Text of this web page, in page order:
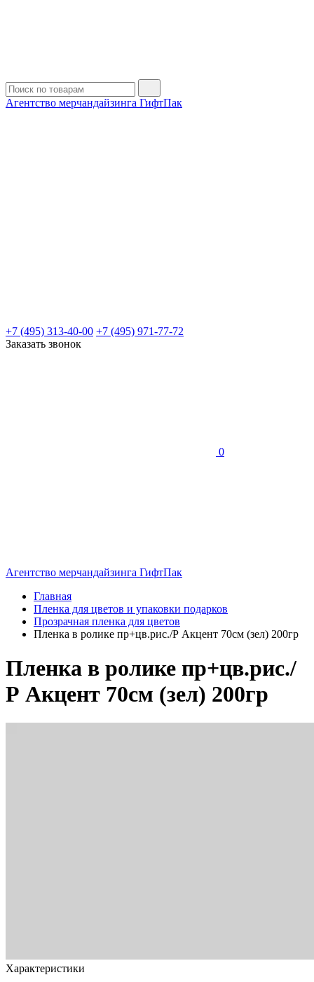
Агентство мерчандайзинга ГифтПак
+7 (495) 313-40-00 +7 (495) 971-77-72
Заказать звонок
0
Агентство мерчандайзинга ГифтПак
Главная
Пленка для цветов и упаковки подарков
Прозрачная пленка для цветов
Пленка в ролике пр+цв.рис./Р Акцент 70см (зел) 200гр
Пленка в ролике пр+цв.рис./
Р Акцент 70см (зел) 200гр
Характеристики